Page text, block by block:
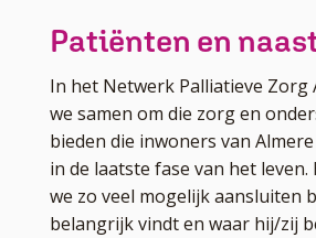
Patiënten en
In het Netwerk Palliatieve Zorg
we samen om die zorg en
bieden die inwoners van
in de laatste fase van het
we zo veel mogelijk aansluiten
belangrijk vindt en waar hij/zij